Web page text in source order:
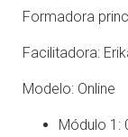
Formadora
Facilitadora:
Modelo: Online
Módulo 1: